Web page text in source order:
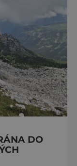
DO